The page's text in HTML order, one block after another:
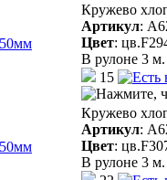
Кружево
Артикул:
Цвет:
В рулоне 3 м.
15
Кружево
Артикул:
Цвет:
В рулоне 3 м.